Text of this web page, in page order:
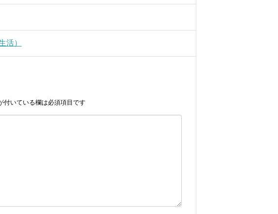
活）
付いている欄は必須項目です